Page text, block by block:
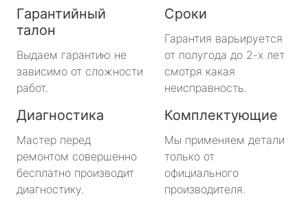
Тосно
Шлиссельбург
Важины
Гарантийный
талон
Выдаем гарантию не
зависимо от сложности
работ.
Сроки
Гарантия варьируется
от полугода до 2-х лет
смотря какая
неисправность.
Диагностика
Мастер перед
ремонтом совершенно
бесплатно производит
диагностику.
Комплектующие
Мы применяем детали
только от
официального
производителя.